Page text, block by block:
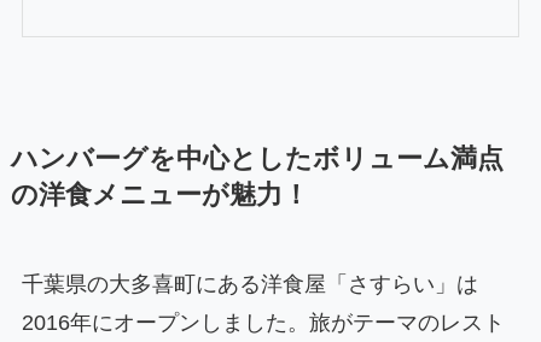
ハンバーグを中心としたボリューム満点
の洋食メニューが魅力！
千葉県の大多喜町にある洋食屋「さすらい」は
2016年にオープンしました。旅がテーマのレスト